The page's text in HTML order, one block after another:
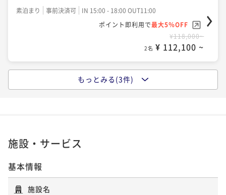
素泊まり 事前決済可
IN 15:00 - 18:00 OUT11:00
ポイント即利用で最大5％OFF
¥118,000~
2名 ¥ 112,100 ~
こだわりBBQオールスターの夕食＆朝食付き （２食
こだわりしゃぶしゃぶオールスターの夕食&朝食付き
もっとみる(3件)
施設・サービス
基本情報
施設名